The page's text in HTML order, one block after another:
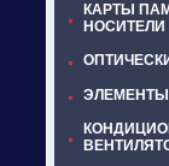
КАРТЫ
НОСИТЕЛИ
ЭЛЕМЕНТЫ